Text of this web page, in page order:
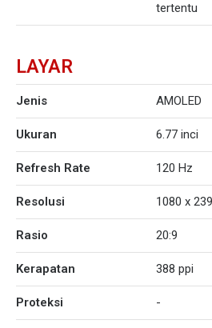
tertentu
LAYAR
Jenis AMOLED
Ukuran 6.77 inci
Refresh Rate 120 Hz
Resolusi 1080 x
Rasio 20:9
Kerapatan 388 ppi
Proteksi -